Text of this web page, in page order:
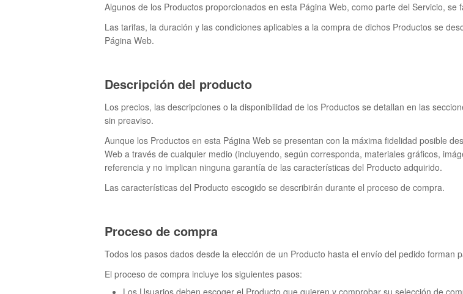
Algunos de los Productos proporcionados en esta Página Web, como parte del Servicio, se
Las tarifas, la duración y las condiciones aplicables a la compra de dichos Productos se
Página Web.
Descripción del producto
Los precios, las descripciones o la disponibilidad de los Productos se detallan en las
sin preaviso.
Aunque los Productos en esta Página Web se presentan con la máxima fidelidad posible
Web a través de cualquier medio (incluyendo, según corresponda, materiales gráficos,
referencia y no implican ninguna garantía de las características del Producto adquirido.
Las características del Producto escogido se describirán durante el proceso de compra.
Proceso de compra
Todos los pasos dados desde la elección de un Producto hasta el envío del pedido forman
El proceso de compra incluye los siguientes pasos:
Los Usuarios deben escoger el Producto que quieren y comprobar su selección de